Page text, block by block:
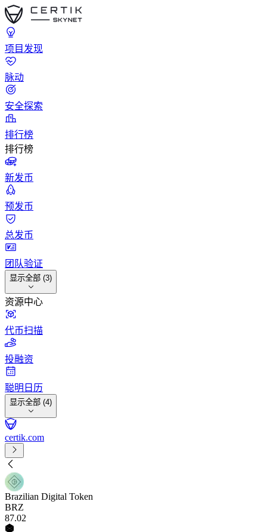
项目发现
脉动
安全探索
排行榜
排行榜
新发币
预发币
总发币
团队验证
显示全部 (3)
资源中心
代币扫描
投融资
聪明日历
显示全部 (4)
certik.com
Brazilian Digital Token
BRZ
87.02